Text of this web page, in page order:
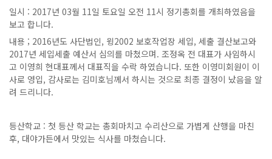
일시 : 2017년 03월 11일 토요일 오전 11시 정기총회를 개최하였음을
보고 합니다.
내용 ; 2016년도 사단법인, 윙2002 보호작업장 세입, 세출 결산보고와
2017년 세입세출 예산서 심의를 마쳤으며. 조정옥 전 대표가 사임하시
고 이영희 현대표께서 대표직을 수락 하였습니다. 또한 이영미회원이 이
사로 영입, 감사로는 김미호님께서 하시는 것으로 최종 결정이 났음을 알
려 드리니다.
등산학교 : 첫 등산 학교는 총회마치고 수리산으로 가볍게 산행을 마친
후, 대야가든에서 맛있는 식사를 마쳤습니다.